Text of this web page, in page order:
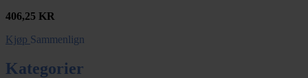
406,25 KR
Kjøp Sammenlign
Kategorier